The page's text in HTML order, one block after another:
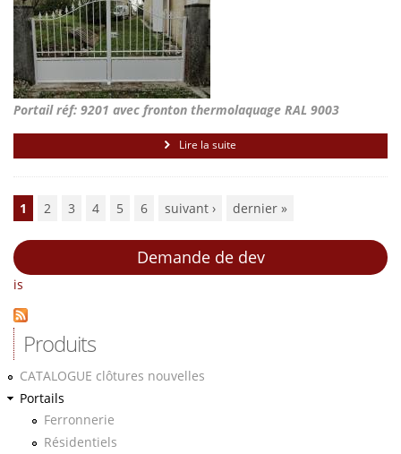
Portail réf: 9201 avec fronton thermolaquage RAL 9003
Lire la suite
Pages
1 2 3 4 5 6 suivant › dernier »
Demande de dev
is
Produits
CATALOGUE clôtures nouvelles
Portails
Ferronnerie
Résidentiels